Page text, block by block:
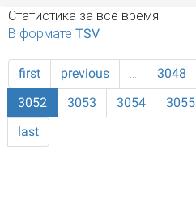
Статистика за все время
В формате TSV
first previous … 3048
3052
3053 3054 3055
last